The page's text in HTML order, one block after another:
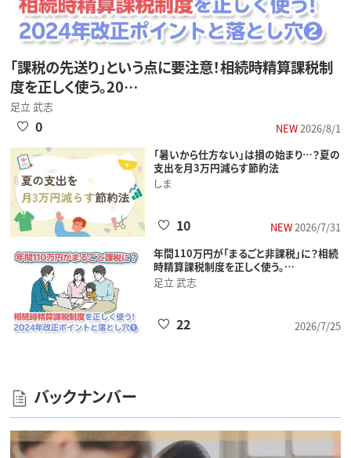
「課税の先送り」という点に要注意！相続時精算課税制
度を正しく使う。20…
足立 武志
NEW2026/8/1
0
「暑いから仕方ない」は損の始まり…？夏の
支出を月3万円減らす節約法
しま
NEW2026/7/31
10
年間110万円が「まるごと非課税」に？相続
時精算課税制度を正しく使う。…
足立 武志
2026/7/25
22
バックナンバー